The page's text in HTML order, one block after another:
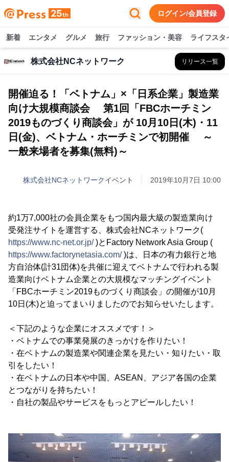
ログイン/会員登録
新着 エンタメ グルメ 旅行 ファッション・美容 ライフスタ
株式会社NCネットワーク リリース一覧
開催迫る！「ベトナム」×「日系企業」製造業
向け大規模商談会 第1回「FBCホーチミン
2019ものづくり商談会」が 10月10日(木)・11
日(金)、ベトナム・ホーチミンで初開催 ～
一般来場者を募集(無料)～
株式会社NCネットワークイベント 2019年10月7日 10:00
約1万7,000社の会員企業をもつ国内最大級の製造業向け
受発注サイトを運営する、株式会社NCネットワーク(
https://www.nc-net.or.jp/)とFactory Network Asia Group (
https://www.factorynetasia.com/)は、日本の有力銀行と地
方自治体(計31団体)を共催に迎えてベトナムで行われる製
造業向けベトナム企業との大規模なマッチングイベント
「FBCホーチミン2019ものづくり商談会」の開催が10月
10日(木)と迫ってまいりましたのでお知らせいたします。
＜下記のような企業にオススメです！＞
・ベトナムでの事業発展のきっかけを作りたい！
・在ベトナムの製造業や関連企業を見たい・知りたい・取
引をしたい！
・在ベトナムの日本や中国、ASEAN、アジア各国の企業
とつながりを持ちたい！
・自社の製品やサービスをもっとアピールしたい！